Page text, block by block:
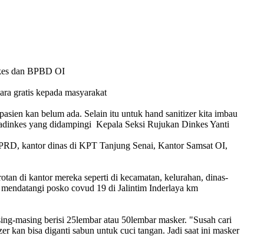
dan BPBD OI
gratis kepada masyarakat
kan belum ada. Selain itu untuk hand sanitizer kita imbau
yang didampingi Kepala Seksi Rujukan Dinkes Yanti
kantor dinas di KPT Tanjung Senai, Kantor Samsat OI,
di kantor mereka seperti di kecamatan, kelurahan, dinas-
posko covud 19 di Jalintim Inderlaya km
masing berisi 25lembar atau 50lembar masker. "Susah cari
kan bisa diganti sabun untuk cuci tangan. Jadi saat ini masker